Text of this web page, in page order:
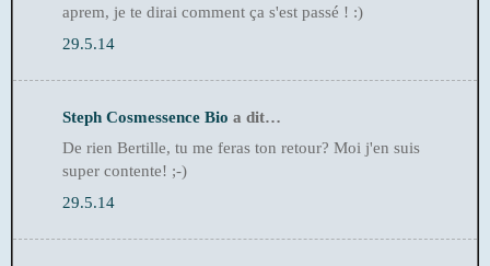
aprem, je te dirai comment ça s'est passé ! :)
29.5.14
Steph Cosmessence Bio a dit…
De rien Bertille, tu me feras ton retour? Moi j'en suis
super contente! ;-)
29.5.14